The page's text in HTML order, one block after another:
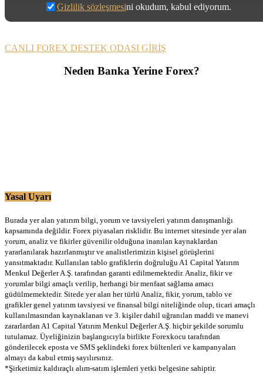
Gizlilik sözleşmesini okudum, kabul ediyorum.
CANLI FOREX DESTEK ODASI GİRİŞ
Neden Banka Yerine Forex?
Yasal Uyarı
Burada yer alan yatırım bilgi, yorum ve tavsiyeleri yatırım danışmanlığı
kapsamında değildir. Forex piyasaları risklidir. Bu internet sitesinde yer alan
yorum, analiz ve fikirler güvenilir olduğuna inanılan kaynaklardan
yararlanılarak hazırlanmıştır ve analistlerimizin kişisel görüşlerini
yansıtmaktadır. Kullanılan tablo grafiklerin doğruluğu A1 Capital Yatırım
Menkul Değerler A.Ş. tarafından garanti edilmemektedir. Analiz, fikir ve
yorumlar bilgi amaçlı verilip, herhangi bir menfaat sağlama amacı
güdülmemektedir. Sitede yer alan her türlü Analiz, fikir, yorum, tablo ve
grafikler genel yatırım tavsiyesi ve finansal bilgi niteliğinde olup, ticari amaçlı
kullanılmasından kaynaklanan ve 3. kişiler dahil uğranılan maddi ve manevi
zararlardan A1 Capital Yatırım Menkul Değerler A.Ş. hiçbir şekilde sorumlu
tutulamaz. Üyeliğinizin başlangıcıyla birlikte Forexkocu tarafından
gönderilecek eposta ve SMS şeklindeki forex bültenleri ve kampanyaları
almayı da kabul etmiş sayılırsınız.
*Şirketimiz kaldıraçlı alım-satım işlemleri yetki belgesine sahiptir.